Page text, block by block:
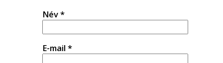
Név*
E-mail *